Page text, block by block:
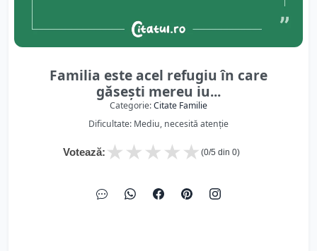
Familia este acel refugiu în care
găsești mereu iu...
Categorie:Citate Familie
Dificultate: Mediu, necesită atenție
Votează: ★
★
★
★
★ (0/5 din 0)